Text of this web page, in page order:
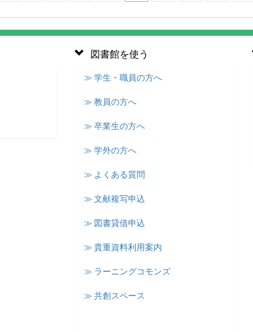
図書館を使う
≫ 学生・職員の方へ
≫ 教員の方へ
≫ 卒業生の方へ
≫ 学外の方へ
≫ よくある質問
≫ 文献複写申込
≫ 図書貸借申込
≫ 貴重資料利用案内
≫ ラーニングコモンズ
≫ 共創スペース